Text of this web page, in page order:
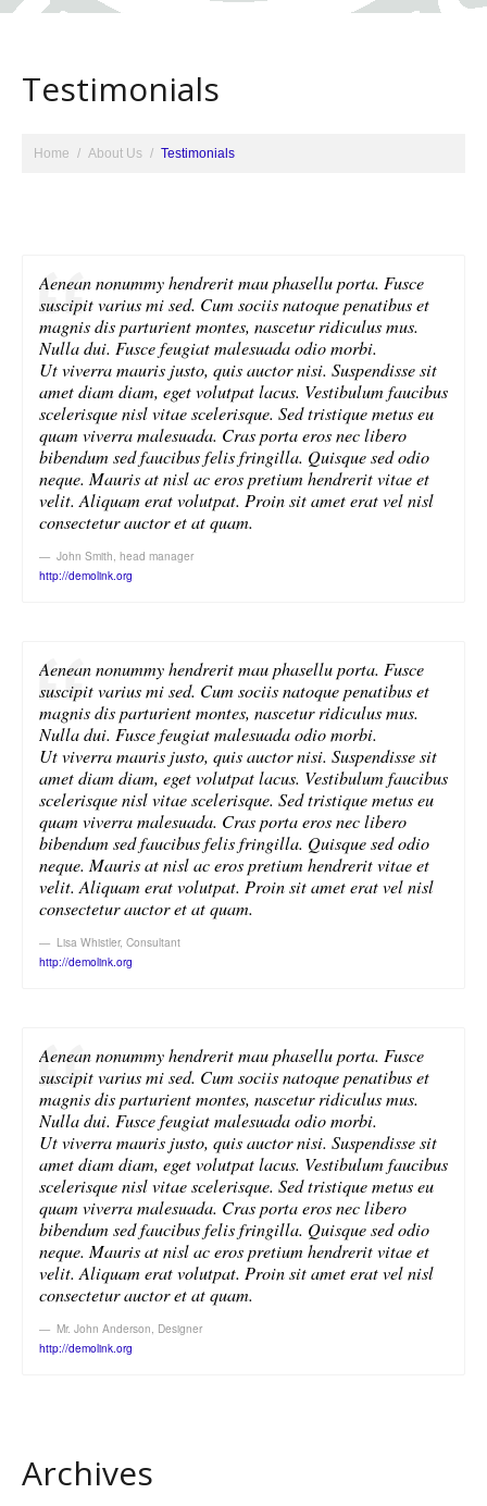
Testimonials
Home About Us Testimonials
Aenean nonummy hendrerit mau phasellu porta. Fusce
suscipit varius mi sed. Cum sociis natoque penatibus et
magnis dis parturient montes, nascetur ridiculus mus.
Nulla dui. Fusce feugiat malesuada odio morbi.
Ut viverra mauris justo, quis auctor nisi. Suspendisse sit
amet diam diam, eget volutpat lacus. Vestibulum faucibus
scelerisque nisl vitae scelerisque. Sed tristique metus eu
quam viverra malesuada. Cras porta eros nec libero
bibendum sed faucibus felis fringilla. Quisque sed odio
neque. Mauris at nisl ac eros pretium hendrerit vitae et
velit. Aliquam erat volutpat. Proin sit amet erat vel nisl
consectetur auctor et at quam.
John Smith head manager
http://demolink.org
Aenean nonummy hendrerit mau phasellu porta. Fusce
suscipit varius mi sed. Cum sociis natoque penatibus et
magnis dis parturient montes, nascetur ridiculus mus.
Nulla dui. Fusce feugiat malesuada odio morbi.
Ut viverra mauris justo, quis auctor nisi. Suspendisse sit
amet diam diam, eget volutpat lacus. Vestibulum faucibus
scelerisque nisl vitae scelerisque. Sed tristique metus eu
quam viverra malesuada. Cras porta eros nec libero
bibendum sed faucibus felis fringilla. Quisque sed odio
neque. Mauris at nisl ac eros pretium hendrerit vitae et
velit. Aliquam erat volutpat. Proin sit amet erat vel nisl
consectetur auctor et at quam.
Lisa Whistler, Consultant
http://demolink.org
Aenean nonummy hendrerit mau phasellu porta. Fusce
suscipit varius mi sed. Cum sociis natoque penatibus et
magnis dis parturient montes, nascetur ridiculus mus.
Nulla dui. Fusce feugiat malesuada odio morbi.
Ut viverra mauris justo, quis auctor nisi. Suspendisse sit
amet diam diam, eget volutpat lacus. Vestibulum faucibus
scelerisque nisl vitae scelerisque. Sed tristique metus eu
quam viverra malesuada. Cras porta eros nec libero
bibendum sed faucibus felis fringilla. Quisque sed odio
neque. Mauris at nisl ac eros pretium hendrerit vitae et
velit. Aliquam erat volutpat. Proin sit amet erat vel nisl
consectetur auctor et at quam.
Mr. John Anderson Designer
http://demolink.org
Archives